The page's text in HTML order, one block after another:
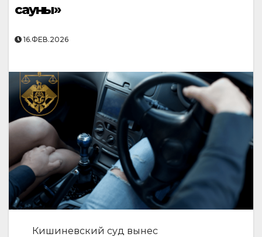
сауны»
16.ФЕВ.2026
Кишиневский суд вынес